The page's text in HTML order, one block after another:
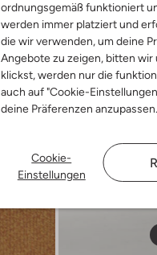
ordnungsgemäß funktioniert
werden immer platziert und
die wir verwenden, um deine
Angebote zu zeigen, bitten wir
klickst, werden nur die
auch auf "Cookie-
deine Präferenzen anzupassen.
Cookie-
Einstellungen